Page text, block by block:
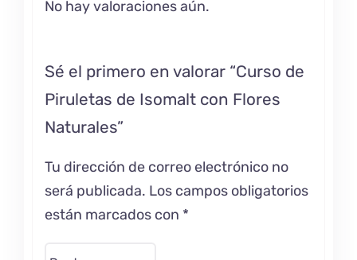
No hay valoraciones aún.
Sé el primero en valorar “Curso de
Piruletas de Isomalt con Flores
Naturales”
Tu dirección de correo electrónico no
será publicada. Los campos obligatorios
están marcados con *